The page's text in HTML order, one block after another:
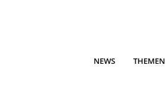
NEWS THEMEN